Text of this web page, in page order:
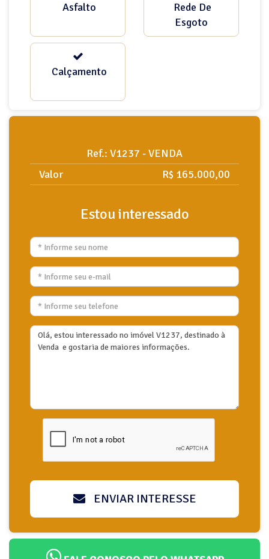
Asfalto
Rede De
Esgoto
Calçamento
Ref.: V1237 - VENDA
Valor
R$ 165.000,00
Estou interessado
ENVIAR INTERESSE